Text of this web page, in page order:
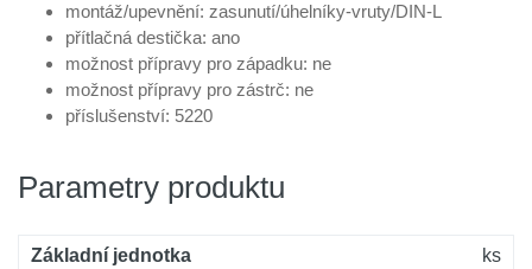
montáž/upevnění: zasunutí/úhelníky-vruty/DIN-L
přítlačná destička: ano
možnost přípravy pro západku: ne
možnost přípravy pro zástrč: ne
příslušenství: 5220
Parametry produktu
Základní jednotka
ks